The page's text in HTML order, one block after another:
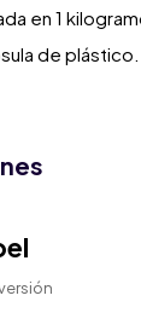
en 1
de plástico.